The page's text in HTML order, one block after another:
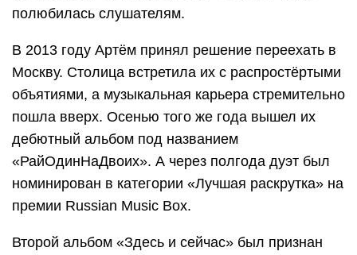
полюбилась слушателям.
В 2013 году Артём принял решение переехать в
Москву. Столица встретила их с распростёртыми
объятиями, а музыкальная карьера стремительно
пошла вверх. Осенью того же года вышел их
дебютный альбом под названием
«РайОдинНаДвоих». А через полгода дуэт был
номинирован в категории «Лучшая раскрутка» на
премии Russian Music Box.
Второй альбом «Здесь и сейчас» был признан